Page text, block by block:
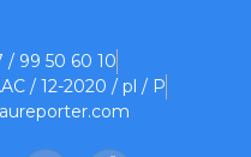
/ 99 50 60 10
/ 12-2020 / pl / P